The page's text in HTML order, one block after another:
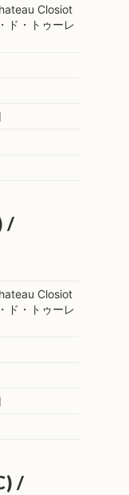
Closiot
ド・トゥーレ
/
Closiot
ド・トゥーレ
/